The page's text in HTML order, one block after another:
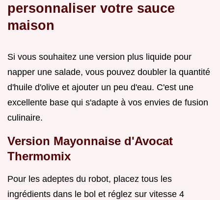
personnaliser votre sauce
maison
Si vous souhaitez une version plus liquide pour
napper une salade, vous pouvez doubler la quantité
d'huile d'olive et ajouter un peu d'eau. C'est une
excellente base qui s'adapte à vos envies de fusion
culinaire.
Version Mayonnaise d'Avocat
Thermomix
Pour les adeptes du robot, placez tous les
ingrédients dans le bol et réglez sur vitesse 4